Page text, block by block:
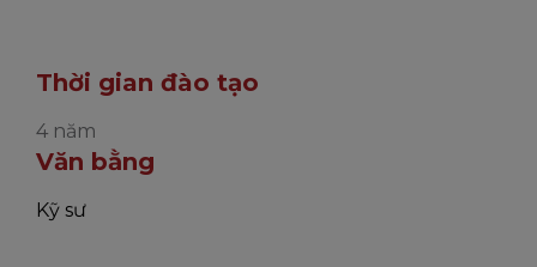
Thời gian đào tạo
4 năm
Văn bằng
Kỹ sư